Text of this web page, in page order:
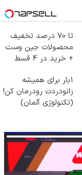
تا 70 درصد تخفیف
محصولات جین وست
+ خرید در 4 قسط
1بار برای همیشه
زانودردت رودرمان کن!
(تکنولوژی آلمان)